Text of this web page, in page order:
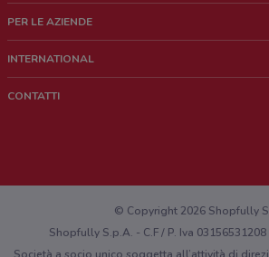
Chi siamo
Lavora con noi
PER LE AZIENDE
Richieste commerciali e marketing
INTERNATIONAL
CONTATTI
Hai un malfunzionamento sul web o sull'app?
© Copyright 2026 Shopfully
Shopfully S.p.A. - C.F / P. Iva